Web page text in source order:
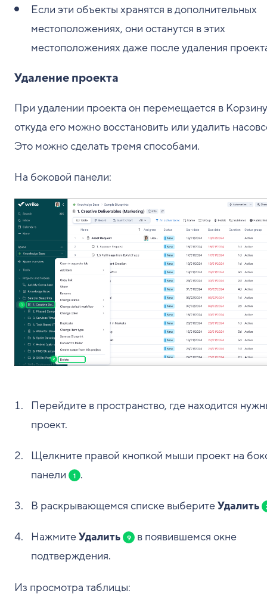
Если эти объекты хранятся в дополнительных
местоположениях, они останутся в этих
местоположениях даже после удаления
Удаление проекта
При удалении проекта он перемещается в
откуда его можно восстановить или удалить
Это можно сделать тремя способами.
На боковой панели:
Перейдите в пространство, где находится
проект.
Щелкните правой кнопкой мыши проект на
панели
1 .
В раскрывающемся списке выберитеУдалить
НажмитеУдалить 9
в появившемся окне
подтверждения.
Из просмотра таблицы: